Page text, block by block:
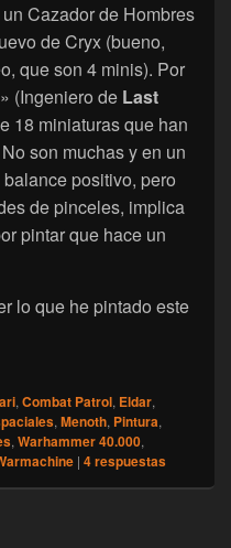
Cazador de Hombres
de Cryx (bueno,
que son 4 minis). Por
(Ingeniero de Last
18 miniaturas que han
son muchas y en un
positivo, pero
de pinceles, implica
pintar que hace un
lo que he pintado este
Febrero 2026
, Combat Patrol, Eldar,
, Menoth, Pintura,
, Warhammer 40.000,
| 4respuestas